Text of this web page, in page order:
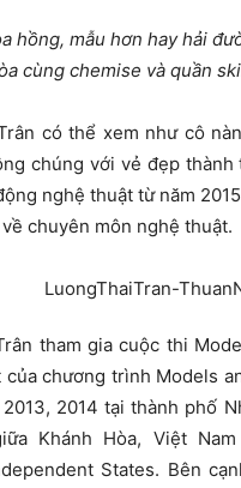
hồng, mẫu hơn hay hải
cùng chemise và quần
có thể xem như cô
chúng với vẻ đẹp
nghệ thuật từ năm
chuyên môn nghệ thuật.
tham gia cuộc thi
chương trình Models
2014 tại thành phố
Khánh Hòa, Việt
States. Bên